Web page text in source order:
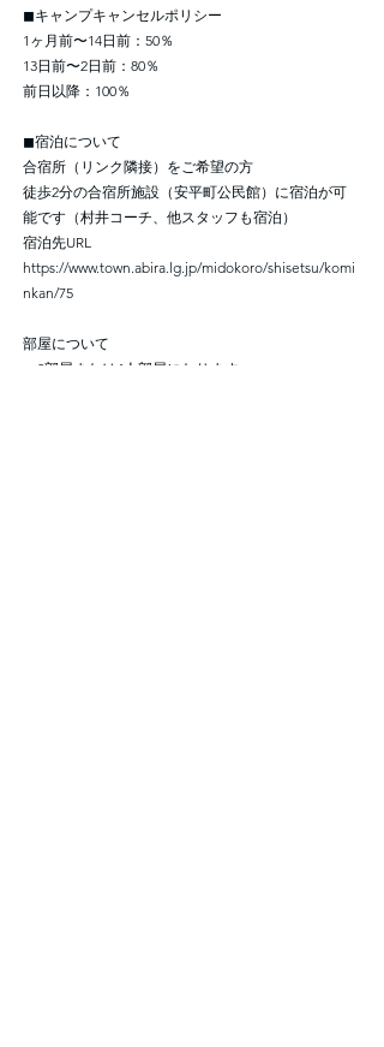
◼︎キャンプキャンセルポリシー
1ヶ月前〜14日前：50％
13日前〜2日前：80％
前日以降：100％
◼︎宿泊について
合宿所（リンク隣接）をご希望の方
徒歩2分の合宿所施設（安平町公民館）に宿泊が可
能です（村井コーチ、他スタッフも宿泊）
宿泊先URL
https://www.town.abira.lg.jp/midokoro/shisetsu/komi
nkan/75
部屋について
・2部屋または4人部屋になります。